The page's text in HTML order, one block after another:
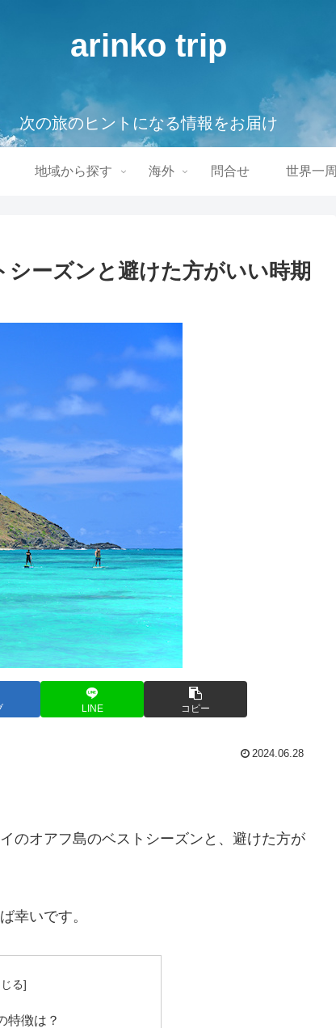
arinko trip
次の旅のヒントになる情報をお届け
地域から探す 海外 問合せ 世界一周
シーズンと避けた方がいい時期
LINE コピー
2024.06.28
のオアフ島のベストシーズンと、避けた方が
幸いです。
特徴は？